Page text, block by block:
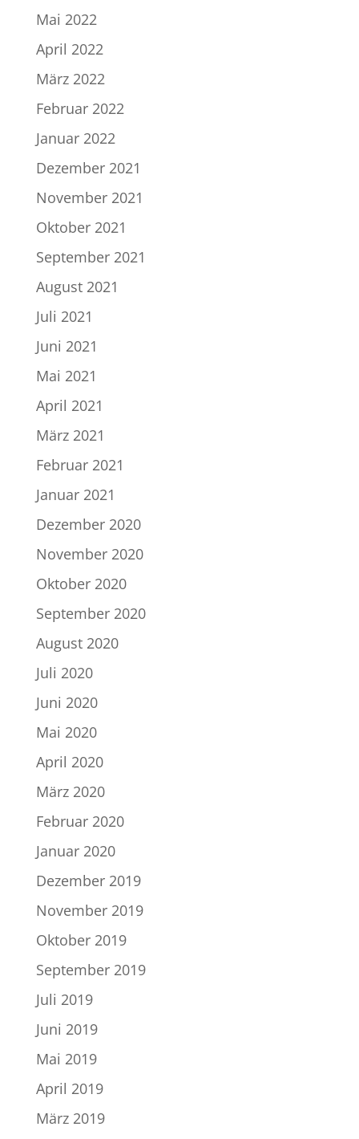
Mai 2022
April 2022
März 2022
Februar 2022
Januar 2022
Dezember 2021
November 2021
Oktober 2021
September 2021
August 2021
Juli 2021
Juni 2021
Mai 2021
April 2021
März 2021
Februar 2021
Januar 2021
Dezember 2020
November 2020
Oktober 2020
September 2020
August 2020
Juli 2020
Juni 2020
Mai 2020
April 2020
März 2020
Februar 2020
Januar 2020
Dezember 2019
November 2019
Oktober 2019
September 2019
Juli 2019
Juni 2019
Mai 2019
April 2019
März 2019